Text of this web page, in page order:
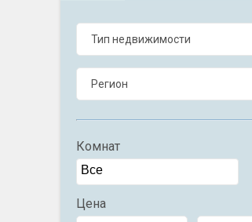
Тип недвижимости
Регион
Комнат
Цена